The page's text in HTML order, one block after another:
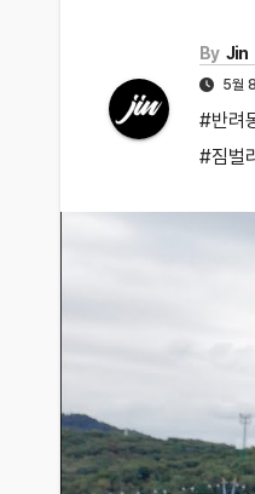
By Jin
5월
#반려
#짐벌